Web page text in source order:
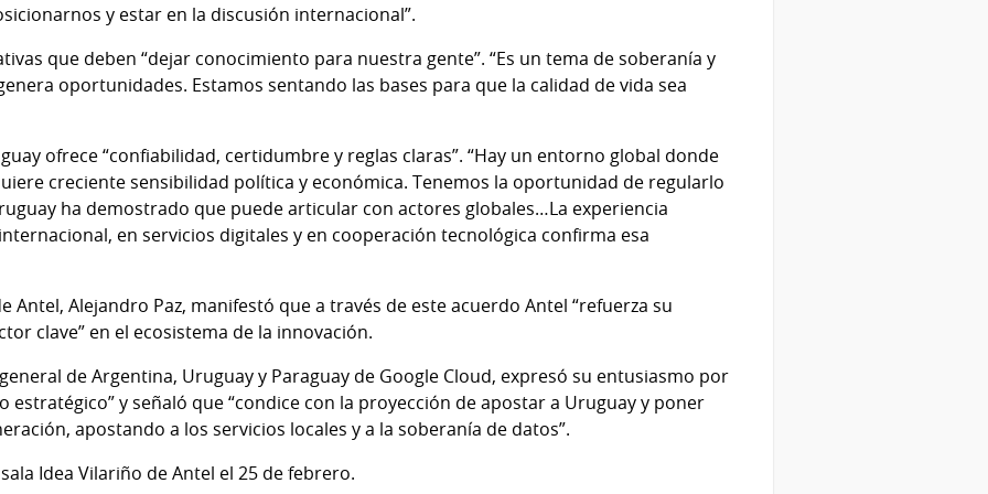
y estar en la discusión internacional”.
que deben “dejar conocimiento para nuestra gente”. “Es un tema de soberanía y
oportunidades. Estamos sentando las bases para que la calidad de vida sea
ofrece “confiabilidad, certidumbre y reglas claras”. “Hay un entorno global donde
creciente sensibilidad política y económica. Tenemos la oportunidad de regularlo
ha demostrado que puede articular con actores globales…La experiencia
en servicios digitales y en cooperación tecnológica confirma esa
Antel, Alejandro Paz, manifestó que a través de este acuerdo Antel “refuerza su
clave” en el ecosistema de la innovación.
de Argentina, Uruguay y Paraguay de Google Cloud, expresó su entusiasmo por
estratégico” y señaló que “condice con la proyección de apostar a Uruguay y poner
apostando a los servicios locales y a la soberanía de datos”.
Idea Vilariño de Antel el 25 de febrero.